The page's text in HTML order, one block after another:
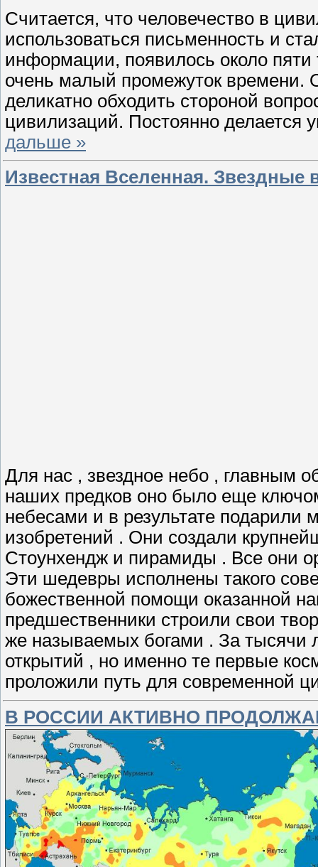
Считается, что человечество в
использоваться письменность и
информации, появилось около
очень малый промежуток времени.
деликатно обходить стороной
цивилизаций. Постоянно делается
дальше »
Известная Вселенная. Звездные
Для нас , звездное небо , главным
наших предков оно было еще
небесами и в результате
изобретений . Они создали
Стоунхендж и пирамиды . Все они
Эти шедевры исполнены такого
божественной помощи оказанной
предшественники строили свои
же называемых богами . За тысячи
открытий , но именно те первые
проложили путь для современной
В РОССИИ АКТИВНО